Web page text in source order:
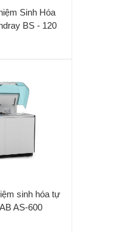
Sinh Hóa
BS - 120
sinh hóa tự
AS-600